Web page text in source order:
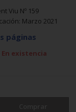
Viu Nº 159
Marzo 2021
páginas
En existencia